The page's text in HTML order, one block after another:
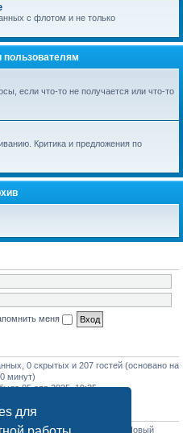
для
с флотом и не только
если что-то не получается или что-то
Критика и предложения по
меня
0 скрытых и 207 гостей (основано на
минут)
05 апр 2025, 19:25
• Всего пользователей: • Новый